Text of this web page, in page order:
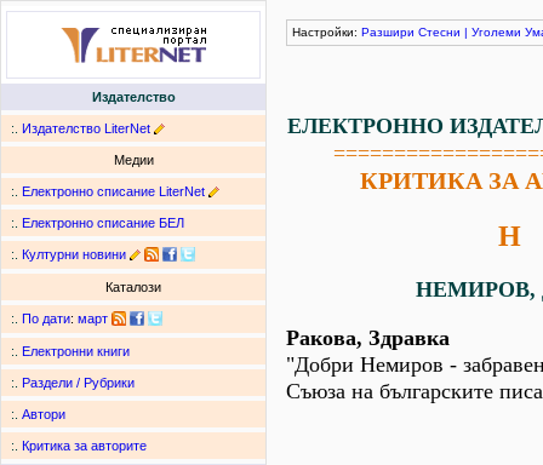
Издателство
:. Издателство LiterNet
Медии
:. Електронно списание LiterNet
:. Електронно списание БЕЛ
:. Културни новини
Каталози
:. По дати: март
:. Електронни книги
:. Раздели / Рубрики
:. Автори
:. Критика за авторите
Настройки: Разшири Стесни | Уголеми
ЕЛЕКТРОННО
КРИТИКА ЗА
Н
НЕМИРОВ,
Ракова, Здравка
"Добри Немиров -
Съюза на българските